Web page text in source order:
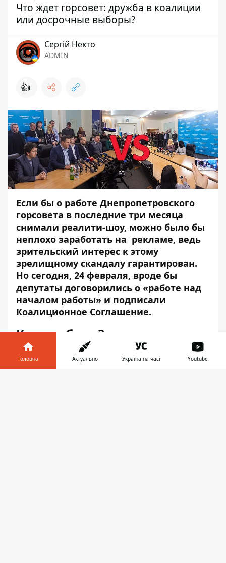
Что ждет горсовет: дружба в коалиции
или досрочные выборы?
Сергій Некто
ADMIN
👍
Если бы о работе Днепропетровского
горсовета в последние три месяца
снимали реалити-шоу, можно было бы
неплохо заработать на рекламе, ведь
зрительский интерес к этому
зрелищному скандалу гарантирован.
Но сегодня, 24 февраля, вроде бы
депутаты договорились о «работе над
началом работы» и подписали
Коалиционное Соглашение.
Как это было?
Головна Актуально Україна на часі Youtube